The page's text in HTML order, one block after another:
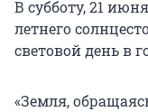
В субботу, 21
летнего
световой день в
«Земля,